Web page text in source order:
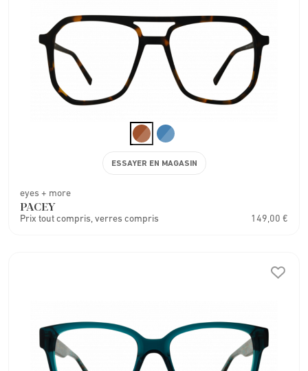
eyes + more
PACEY
Prix tout compris, verres compris 149,00 €
ESSAYER EN MAGASIN